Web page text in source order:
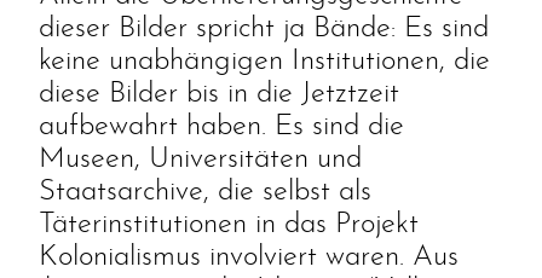
dieser Bilder spricht ja Bände: Es sind
keine unabhängigen Institutionen, die
diese Bilder bis in die Jetztzeit
aufbewahrt haben. Es sind die
Museen, Universitäten und
Staatsarchive, die selbst als
Täterinstitutionen in das Projekt
Kolonialismus involviert waren. Aus